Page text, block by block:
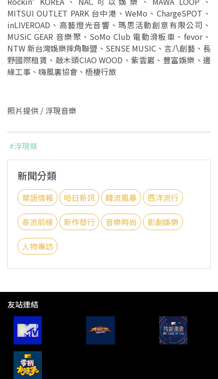
MITSUI OUTLET PARK 台中港、WeMo、ChargeSPOT、
inLIVEROAD、高藝燈光音響、瑪思活動創意有限公司、
MUSiC GEAR 音樂聚、SoMo Club 電動滑板車、fevor、
NTW 新台灣娛樂摔角聯盟、SENSE MUSIC、言八創藝、長
野國際租賃、敲木頭CIAO WOOD、紫雲巖、豐富娛樂、邊
緣工事、嗨風裏協會、梧棲行旅
照片提供 / 浮現音樂
#浮現祭
新聞分類
華語情報 哈日新訊 韓流風暴 西洋流行
泰流前線 新作發行 音樂時尚 影劇娛樂
人物專訪
友站連結